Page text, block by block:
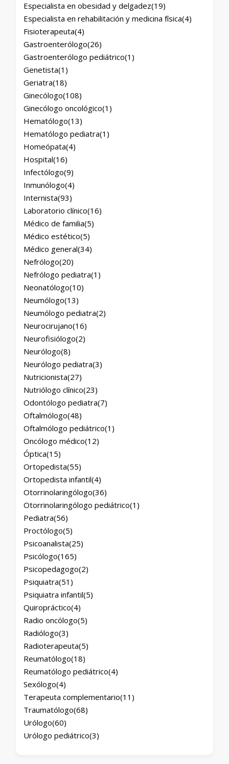
Especialista en obesidad y delgadez(19)
Especialista en rehabilitación y medicina física(4)
Fisioterapeuta(4)
Gastroenterólogo(26)
Gastroenterólogo pediátrico(1)
Genetista(1)
Geriatra(18)
Ginecólogo(108)
Ginecólogo oncológico(1)
Hematólogo(13)
Hematólogo pediatra(1)
Homeópata(4)
Hospital(16)
Infectólogo(9)
Inmunólogo(4)
Internista(93)
Laboratorio clínico(16)
Médico de familia(5)
Médico estético(5)
Médico general(34)
Nefrólogo(20)
Nefrólogo pediatra(1)
Neonatólogo(10)
Neumólogo(13)
Neumólogo pediatra(2)
Neurocirujano(16)
Neurofisiólogo(2)
Neurólogo(8)
Neurólogo pediatra(3)
Nutricionista(27)
Nutriólogo clínico(23)
Odontólogo pediatra(7)
Oftalmólogo(48)
Oftalmólogo pediátrico(1)
Oncólogo médico(12)
Óptica(15)
Ortopedista(55)
Ortopedista infantil(4)
Otorrinolaringólogo(36)
Otorrinolaringólogo pediátrico(1)
Pediatra(56)
Proctólogo(5)
Psicoanalista(25)
Psicólogo(165)
Psicopedagogo(2)
Psiquiatra(51)
Psiquiatra infantil(5)
Quiropráctico(4)
Radio oncólogo(5)
Radiólogo(3)
Radioterapeuta(5)
Reumatólogo(18)
Reumatólogo pediátrico(4)
Sexólogo(4)
Terapeuta complementario(11)
Traumatólogo(68)
Urólogo(60)
Urólogo pediátrico(3)